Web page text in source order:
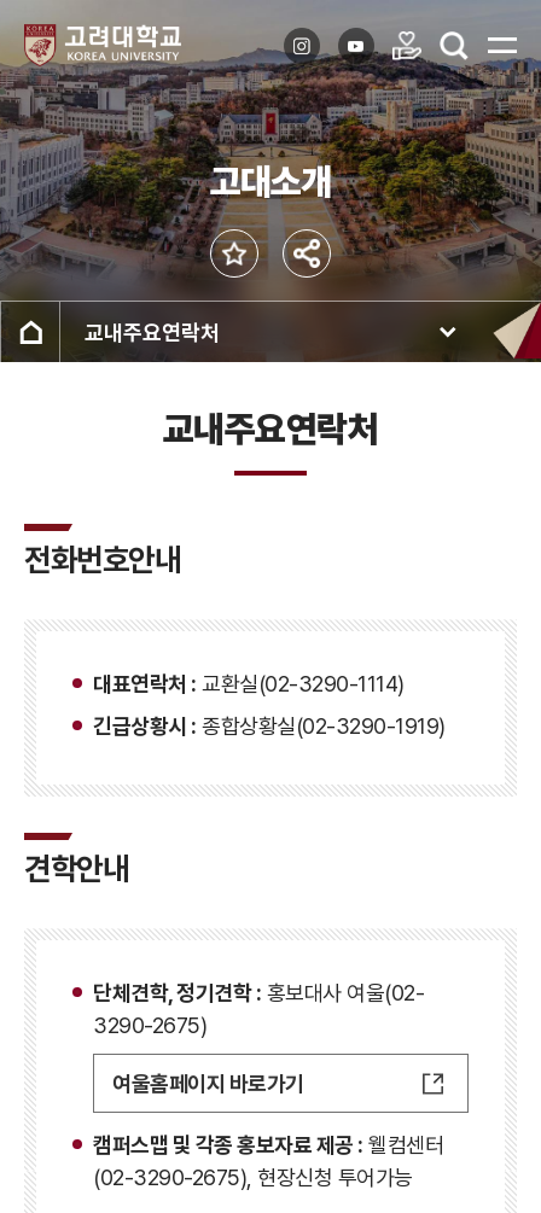
고대소개
교내주요연락처
교내주요연락처
전화번호안내
대표연락처 : 교환실(02-3290-1114)
긴급상황시 : 종합상황실(02-3290-1919)
견학안내
단체견학, 정기견학 : 홍보대사 여울(02-
3290-2675)
여울홈페이지 바로가기
캠퍼스맵 및 각종 홍보자료 제공 : 웰컴센터
(02-3290-2675), 현장신청 투어가능